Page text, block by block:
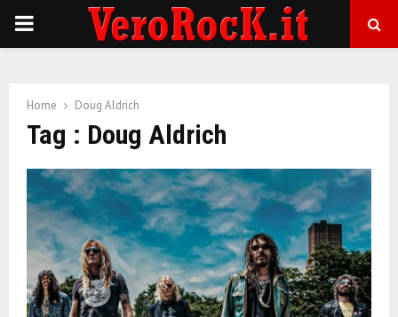
P
M
Y
Home Doug Aldrich
Tag : Doug Aldrich